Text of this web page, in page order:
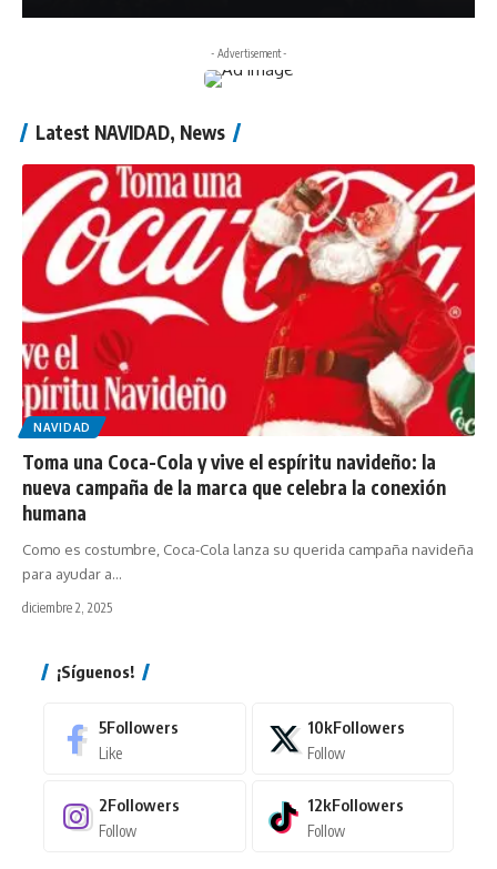
- Advertisement -
Latest NAVIDAD, News
NAVIDAD
Toma una Coca-Cola y vive el espíritu navideño: la
nueva campaña de la marca que celebra la conexión
humana
Como es costumbre, Coca-Cola lanza su querida campaña navideña
para ayudar a…
diciembre 2, 2025
¡Síguenos!
5Followers
Like
10kFollowers
Follow
2Followers
Follow
12kFollowers
Follow